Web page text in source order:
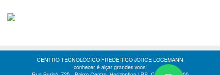
CENTRO TECNOLÓGICO FREDERICO JORGE LOGEMANN
conhecer é alçar grandes voos!